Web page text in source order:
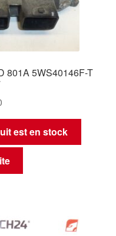
801A 5WS40146F-T
est en stock